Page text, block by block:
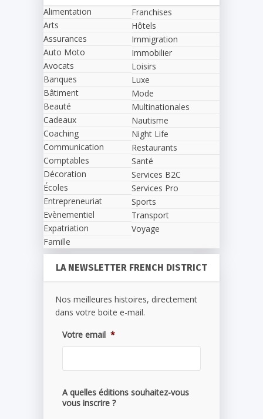
Alimentation
Arts
Assurances
Auto Moto
Avocats
Banques
Bâtiment
Beauté
Cadeaux
Coaching
Communication
Comptables
Décoration
Écoles
Entrepreneuriat
Evènementiel
Expatriation
Famille
Franchises
Hôtels
Immigration
Immobilier
Loisirs
Luxe
Mode
Multinationales
Nautisme
Night Life
Restaurants
Santé
Services B2C
Services Pro
Sports
Transport
Voyage
LA NEWSLETTER FRENCH DISTRICT
Nos meilleures histoires, directement
dans votre boite e-mail.
Votre email *
A quelles éditions souhaitez-vous
vous inscrire ?